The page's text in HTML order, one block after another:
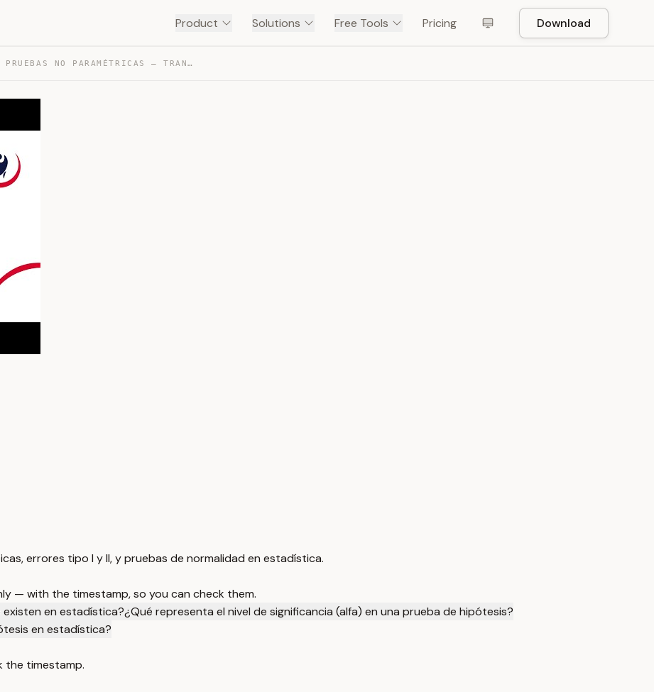
Product Solutions Free Tools Pricing Download
SESIÓN 9: PRUEBAS NO PARAMÉTRICAS — TRANSCRIPT
errores tipo I y II, y pruebas de normalidad en estadística.
— with the timestamp, so you can check them.
en estadística?¿Qué representa el nivel de significancia (alfa) en una prueba de hipótesis?
en estadística?
the timestamp.